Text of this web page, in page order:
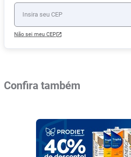
Não sei meu CEP
Confira também